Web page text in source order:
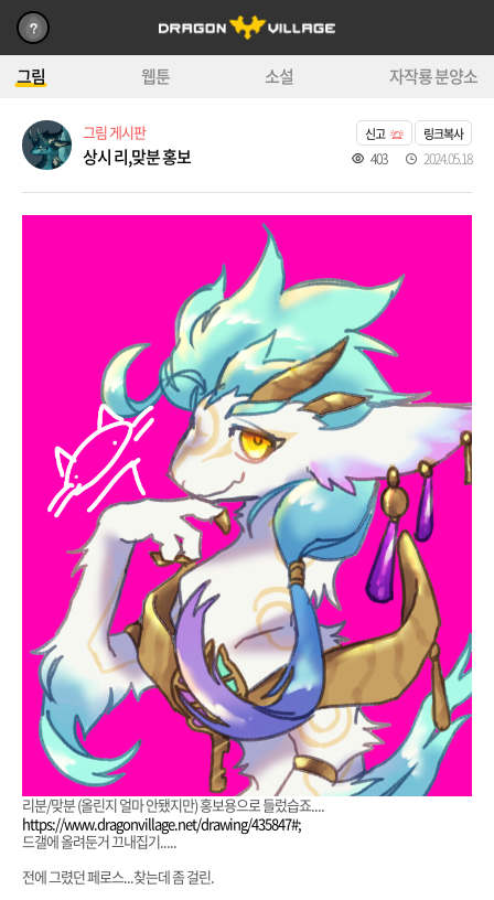
그림 웹툰 소설 자작룡 분양소
그림 게시판
상시 리,맞분 홍보
신고 링크복사
403 2024.05.18
리분/맞분 (올린지 얼마 안됐지만) 홍보용으로 들렀습죠....
https://www.dragonvillage.net/drawing/435847#;
드갤에 올려둔거 끄내집기.....
전에 그렸던 페로스...찾는데 좀 걸린.